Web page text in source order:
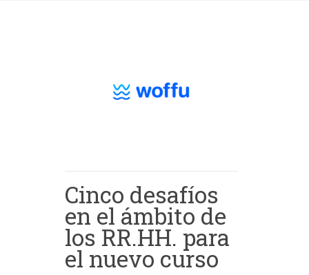
Cinco desafíos
en el ámbito de
los RR.HH. para
el nuevo curso